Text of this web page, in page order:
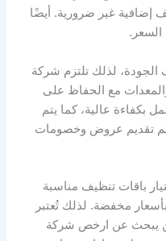
إضافية غير ضرورية. أيضًا
الجودة، لذلك تلتزم شركة
مع الحفاظ على
بكفاءة عالية، كما يتم
يتم تقديم عروض وخصومات
باقات تنظيف مناسبة
مخفضة. لذلك تُعتبر
يبحث عن ارخص شركة